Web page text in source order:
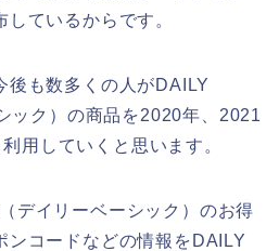
ているからです。
後も数多くの人がDAILY
ック）の商品を2020年、2021
用していくと思います。
デイリーベーシック）のお得
ンコードなどの情報をDAILY